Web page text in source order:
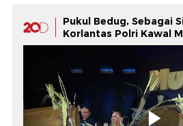
Pukul Bedug, Sebagai
Korlantas Polri Kawal